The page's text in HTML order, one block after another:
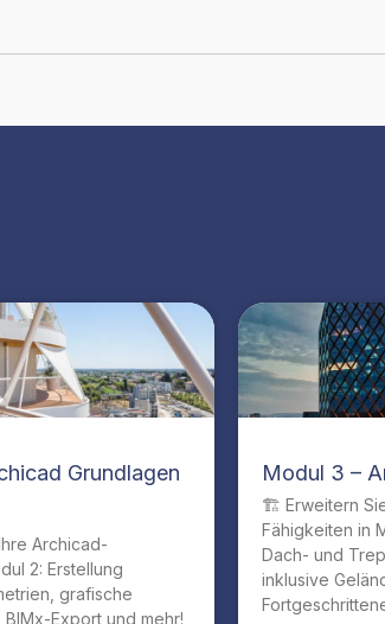
Grundlagen
Archicad-
2: Erstellung
grafische
Export und mehr!
Modul 3 –
🏗️ Erweitern
Fähigkeiten in
Dach- und
inklusive